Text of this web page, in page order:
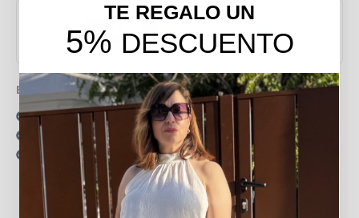
Envío gratis en pedidos de más de 49 €
15 días para realizar devoluciones
Resolvemos tus dudas por llamada o WhatsApp
Recogida en tienda gratis
TE REGALO UN
5% DESCUENTO